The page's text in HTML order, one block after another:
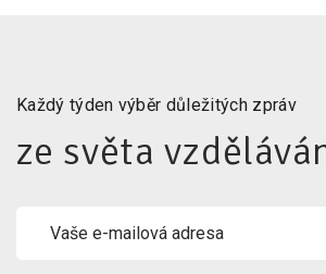
Každý týden výběr důležitých zpráv
ze světa